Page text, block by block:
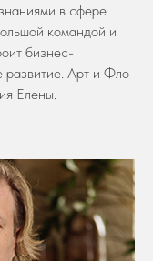
в сфере
командой и
бизнес-
развитие. Арт и Фло
Елены.